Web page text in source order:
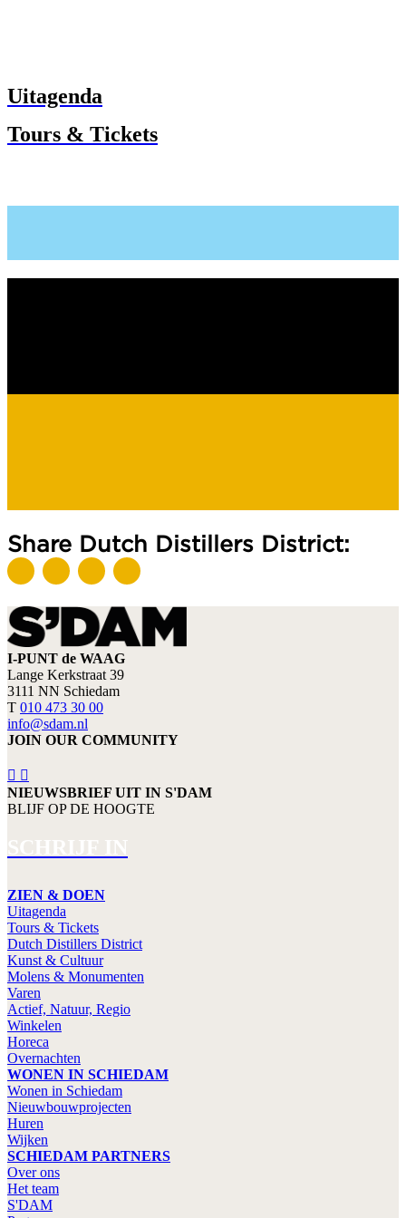
Uitagenda
Tours & Tickets
Share Dutch Distillers District:
I-PUNT de WAAG
Lange Kerkstraat 39
3111 NN Schiedam
T 010 473 30 00
info@sdam.nl
JOIN OUR COMMUNITY
NIEUWSBRIEF UIT IN S'DAM
BLIJF OP DE HOOGTE
SCHRIJF IN
ZIEN & DOEN
Uitagenda
Tours & Tickets
Dutch Distillers District
Kunst & Cultuur
Molens & Monumenten
Varen
Actief, Natuur, Regio
Winkelen
Horeca
Overnachten
WONEN IN SCHIEDAM
Wonen in Schiedam
Nieuwbouwprojecten
Huren
Wijken
SCHIEDAM PARTNERS
Over ons
Het team
S'DAM